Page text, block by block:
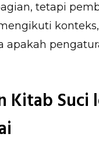
tetapi
apakah
Kitab